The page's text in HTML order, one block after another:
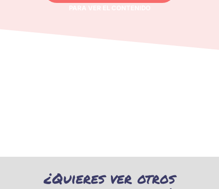
PARA VER EL CONTENIDO
¿Quieres ver otros